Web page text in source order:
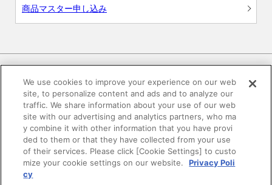
商品マスター申し込み
電子公告 このWEBサイトについて
プライバシーポリシー
SNSコミュニティガイドライン サイトマップ
We use cookies to improve your experience on our web
site, to personalize content and ads and to analyze our
traffic. We share information about your use of our web
site with our advertising and analytics partners, who ma
y combine it with other information that you have provi
ded to them or that they have collected from your use
of their services. Please click [Cookie Settings] to custo
mize your cookie settings on our website.
Privacy Poli
cy